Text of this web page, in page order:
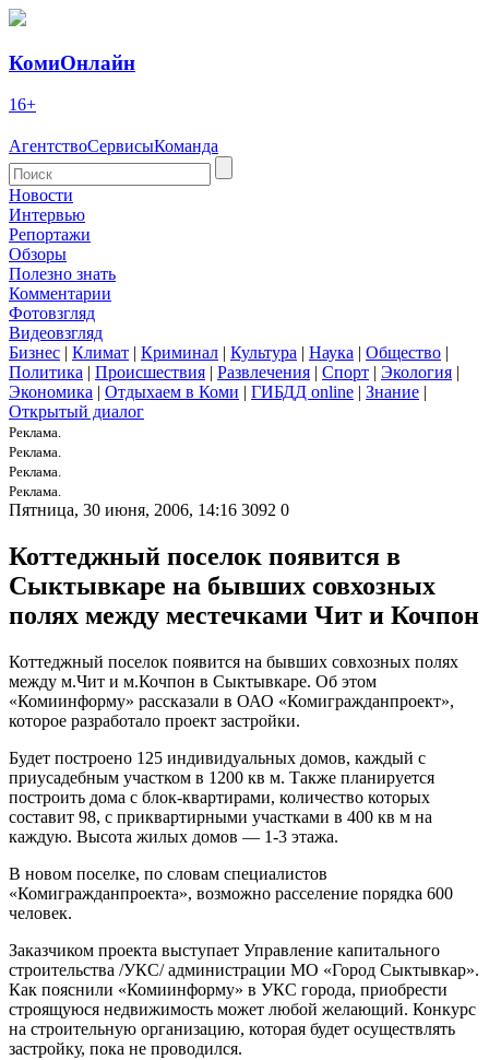
КомиОнлайн
16+
АгентствоСервисыКоманда
Новости
Интервью
Репортажи
Обзоры
Полезно знать
Комментарии
Фотовзгляд
Видеовзгляд
Бизнес | Климат | Криминал | Культура | Наука | Общество |
Политика | Происшествия | Развлечения | Спорт | Экология |
Экономика | Отдыхаем в Коми | ГИБДД online | Знание |
Открытый диалог
Реклама.
Реклама.
Реклама.
Реклама.
Пятница, 30 июня, 2006, 14:16 3092 0
Коттеджный поселок появится в
Сыктывкаре на бывших совхозных
полях между местечками Чит и Кочпон
Коттеджный поселок появится на бывших совхозных полях
между м.Чит и м.Кочпон в Сыктывкаре. Об этом
«Комиинформу» рассказали в ОАО «Комигражданпроект»,
которое разработало проект застройки.
Будет построено 125 индивидуальных домов, каждый с
приусадебным участком в 1200 кв м. Также планируется
построить дома с блок-квартирами, количество которых
составит 98, с приквартирными участками в 400 кв м на
каждую. Высота жилых домов — 1-3 этажа.
В новом поселке, по словам специалистов
«Комигражданпроекта», возможно расселение порядка 600
человек.
Заказчиком проекта выступает Управление капитального
строительства /УКС/ администрации МО «Город Сыктывкар».
Как пояснили «Комиинформу» в УКС города, приобрести
строящуюся недвижимость может любой желающий. Конкурс
на строительную организацию, которая будет осуществлять
застройку, пока не проводился.